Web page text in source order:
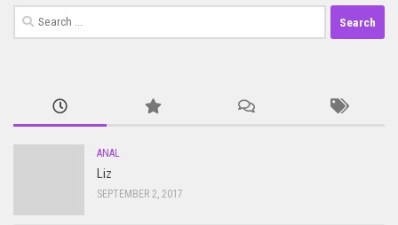
Search
for:
ANAL
Liz
SEPTEMBER 2, 2017